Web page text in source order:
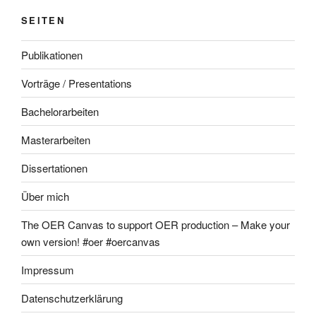
SEITEN
Publikationen
Vorträge / Presentations
Bachelorarbeiten
Masterarbeiten
Dissertationen
Über mich
The OER Canvas to support OER production – Make your
own version! #oer #oercanvas
Impressum
Datenschutzerklärung